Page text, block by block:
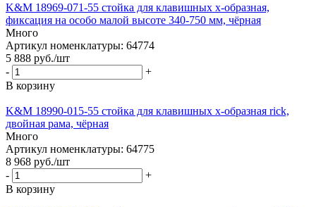
K&M 18969-071-55 стойка для клавишных х-образная,
фиксация на особо малой высоте 340-750 мм, чёрная
Много
Артикул номенклатуры: 64774
5 888 руб./шт
-
+
В корзину
K&M 18990-015-55 стойка для клавишных х-образная rick,
двойная рама, чёрная
Много
Артикул номенклатуры: 64775
8 968 руб./шт
-
+
В корзину